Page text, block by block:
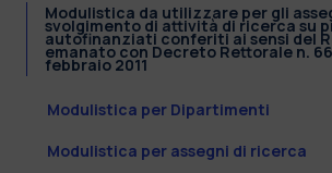
Modulistica da utilizzare per gli
svolgimento di attività di ricerca su
autofinanziati conferiti ai sensi del
emanato con Decreto Rettorale n.
febbraio 2011
Modulistica per Dipartimenti
Modulistica per assegni di ricerca